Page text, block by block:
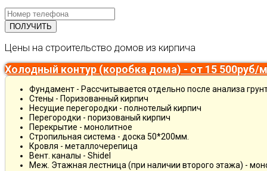
Цены на строительство домов из кирпича
Холодный контур (коробка дома) - от 15 500руб/
Фундамент - Рассчитывается отдельно после анализа
Стены - Поризованный кирпич
Несущие перегородки - полнотелый кирпич
Перегородки - поризованый кирпич
Перекрытие - монолитное
Стропильная система - доска 50*200мм.
Кровля - металлочерепица
Вент. каналы - Shidel
Меж. Этажная лестница (при наличии второго этажа) -